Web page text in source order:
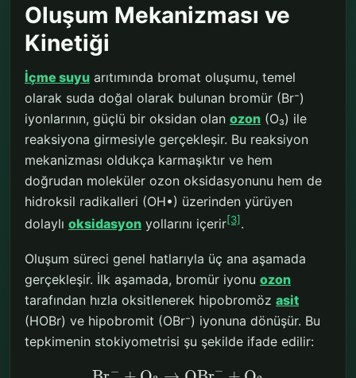
Oluşum Mekanizması ve
Kinetiği
İçme suyu arıtımında bromat oluşumu, temel
olarak suda doğal olarak bulunan bromür (Br⁻)
iyonlarının, güçlü bir oksidan olan ozon (O₃) ile
reaksiyona girmesiyle gerçekleşir. Bu reaksiyon
mekanizması oldukça karmaşıktır ve hem
doğrudan moleküler ozon oksidasyonunu hem de
hidroksil radikalleri (OH•) üzerinden yürüyen
dolaylı oksidasyon yollarını içerir[3] .
Oluşum süreci genel hatlarıyla üç ana aşamada
gerçekleşir. İlk aşamada, bromür iyonu ozon
tarafından hızla oksitlenerek hipobromöz asit
(HOBr) ve hipobromit (OBr⁻) iyonuna dönüşür. Bu
tepkimenin stokiyometrisi şu şekilde ifade edilir:
− −